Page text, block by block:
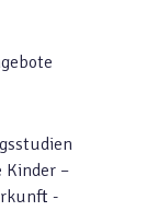
Kinder –
-